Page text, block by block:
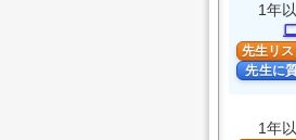
1年
先生リ
先生に
1年